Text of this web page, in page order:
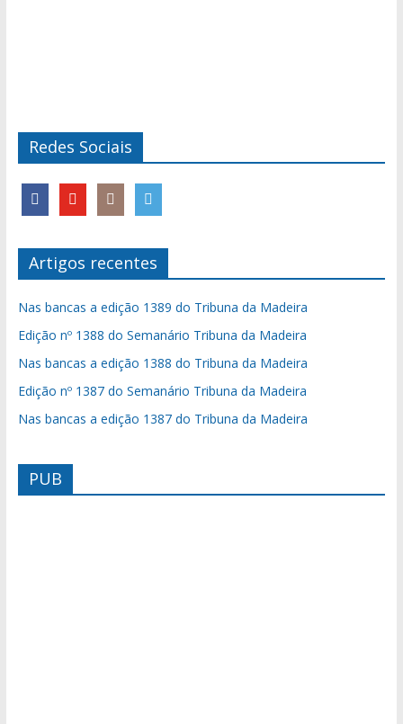
Redes Sociais
Artigos recentes
Nas bancas a edição 1389 do Tribuna da Madeira
Edição nº 1388 do Semanário Tribuna da Madeira
Nas bancas a edição 1388 do Tribuna da Madeira
Edição nº 1387 do Semanário Tribuna da Madeira
Nas bancas a edição 1387 do Tribuna da Madeira
PUB